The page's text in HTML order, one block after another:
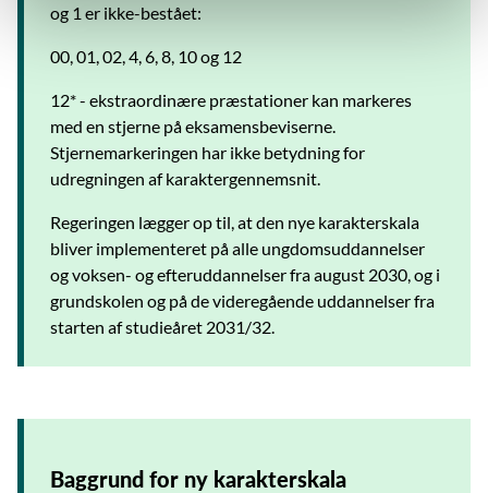
og 1 er ikke-bestået:
00, 01, 02, 4, 6, 8, 10 og 12
12* - ekstraordinære præstationer kan markeres
med en stjerne på eksamensbeviserne.
Stjernemarkeringen har ikke betydning for
udregningen af karaktergennemsnit.
Regeringen lægger op til, at den nye karakterskala
bliver implementeret på alle ungdomsuddannelser
og voksen- og efteruddannelser fra august 2030, og i
grundskolen og på de videregående uddannelser fra
starten af studieåret 2031/32.
Baggrund for ny karakterskala